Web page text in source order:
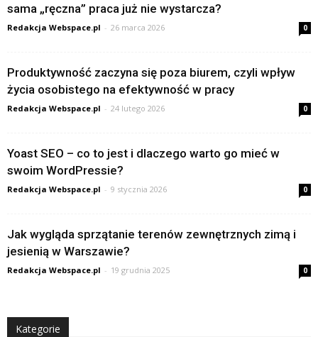
sama „ręczna” praca już nie wystarcza?
Redakcja Webspace.pl - 26 marca 2026 0
Produktywność zaczyna się poza biurem, czyli wpływ
życia osobistego na efektywność w pracy
Redakcja Webspace.pl - 24 lutego 2026 0
Yoast SEO – co to jest i dlaczego warto go mieć w
swoim WordPressie?
Redakcja Webspace.pl - 9 stycznia 2026 0
Jak wygląda sprzątanie terenów zewnętrznych zimą i
jesienią w Warszawie?
Redakcja Webspace.pl - 19 grudnia 2025 0
Kategorie